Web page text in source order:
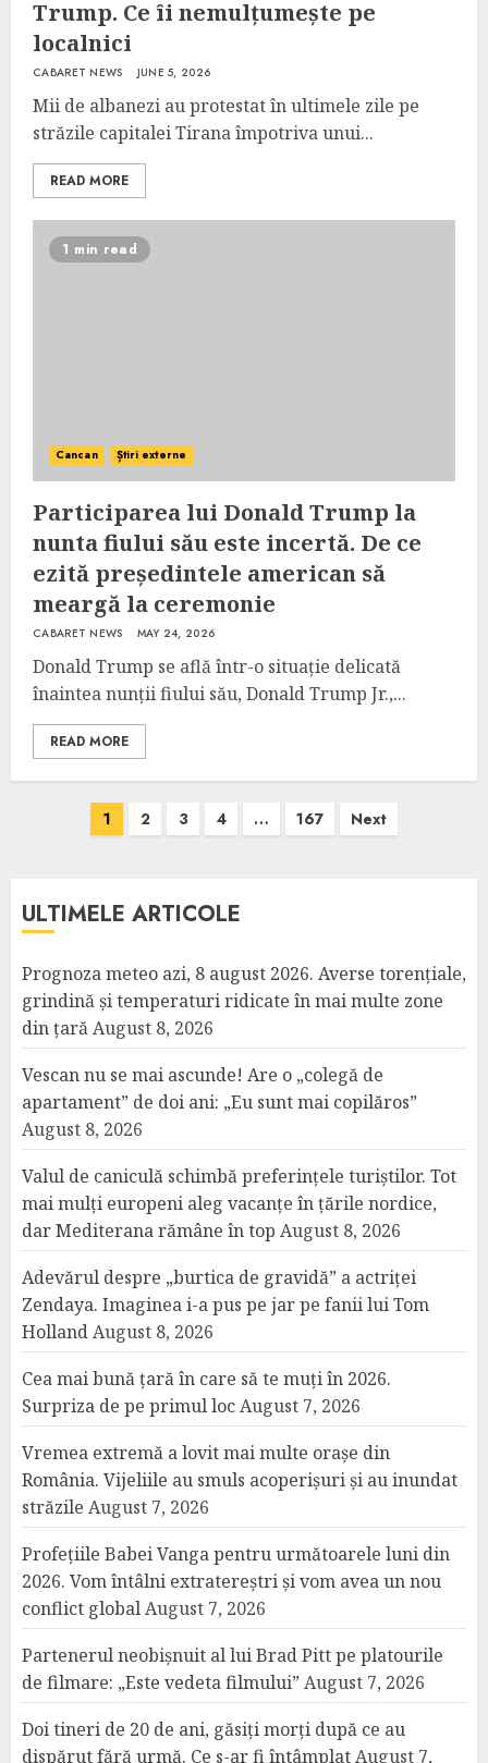
Trump. Ce îi nemulțumește pe
localnici
CABARET NEWS JUNE 5, 2026
Mii de albanezi au protestat în ultimele zile pe
străzile capitalei Tirana împotriva unui...
READ MORE
1 min read
Cancan Știri externe
Participarea lui Donald Trump la
nunta fiului său este incertă. De ce
ezită președintele american să
meargă la ceremonie
CABARET NEWS MAY 24, 2026
Donald Trump se află într-o situație delicată
înaintea nunții fiului său, Donald Trump Jr.,...
READ MORE
1 2 3 4 … 167 Next
ULTIMELE ARTICOLE
Prognoza meteo azi, 8 august 2026. Averse torențiale,
grindină și temperaturi ridicate în mai multe zone
din țarăAugust 8, 2026
Vescan nu se mai ascunde! Are o „colegă de
apartament” de doi ani: „Eu sunt mai copilăros”
August 8, 2026
Valul de caniculă schimbă preferințele turiștilor. Tot
mai mulți europeni aleg vacanțe în țările nordice,
dar Mediterana rămâne în top August 8, 2026
Adevărul despre „burtica de gravidă” a actriței
Zendaya. Imaginea i-a pus pe jar pe fanii lui Tom
HollandAugust 8, 2026
Cea mai bună țară în care să te muți în 2026.
Surpriza de pe primul locAugust 7, 2026
Vremea extremă a lovit mai multe orașe din
România. Vijeliile au smuls acoperișuri și au inundat
străzile August 7, 2026
Profețiile Babei Vanga pentru următoarele luni din
2026. Vom întâlni extratereștri și vom avea un nou
conflict globalAugust 7, 2026
Partenerul neobișnuit al lui Brad Pitt pe platourile
de filmare: „Este vedeta filmului” August 7, 2026
Doi tineri de 20 de ani, găsiți morți după ce au
dispărut fără urmă. Ce s-ar fi întâmplatAugust 7,